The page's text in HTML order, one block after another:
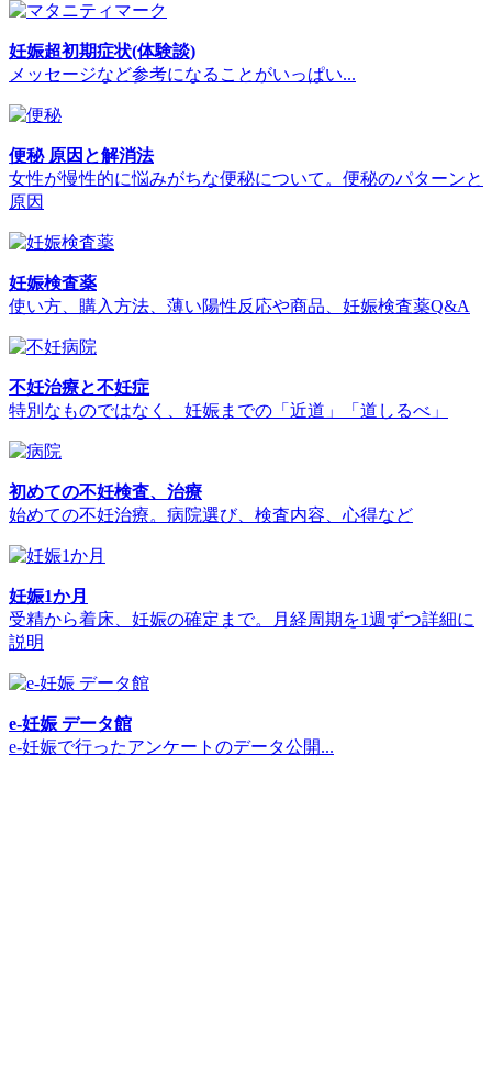
妊娠超初期症状(体験談)
メッセージなど参考になることがいっぱい...
便秘 原因と解消法
女性が慢性的に悩みがちな便秘について。便秘のパターンと
原因
妊娠検査薬
使い方、購入方法、薄い陽性反応や商品、妊娠検査薬Q&A
不妊治療と不妊症
特別なものではなく、妊娠までの「近道」「道しるべ」
初めての不妊検査、治療
始めての不妊治療。病院選び、検査内容、心得など
妊娠1か月
受精から着床、妊娠の確定まで。月経周期を1週ずつ詳細に
説明
e-妊娠 データ館
e-妊娠で行ったアンケートのデータ公開...